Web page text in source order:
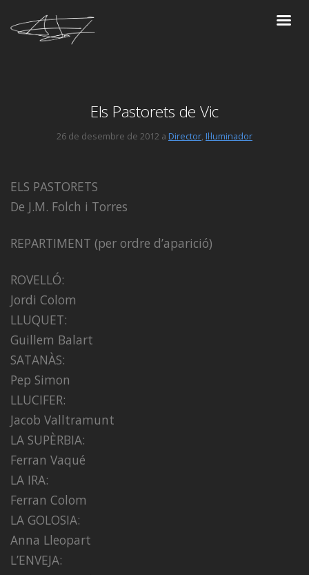
Els Pastorets de Vic
26 de desembre de 2012 a Director, Il·luminador
ELS PASTORETS
De J.M. Folch i Torres
REPARTIMENT (per ordre d’aparició)
ROVELLÓ:
Jordi Colom
LLUQUET:
Guillem Balart
SATANÀS:
Pep Simon
LLUCIFER:
Jacob Valltramunt
LA SUPÈRBIA:
Ferran Vaqué
LA IRA:
Ferran Colom
LA GOLOSIA:
Anna Lleopart
L’ENVEJA: